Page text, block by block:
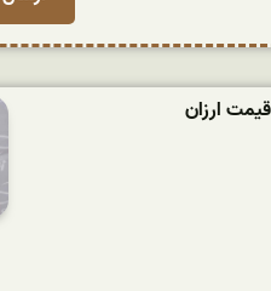
ارزان